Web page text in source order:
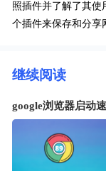
照插件并了解了其使
个插件来保存和分享
继续阅读
google浏览器启动